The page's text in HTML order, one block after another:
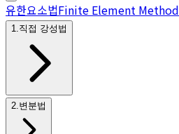
유한요소법Finite Element Method
1 직접 강성법
2 변분법